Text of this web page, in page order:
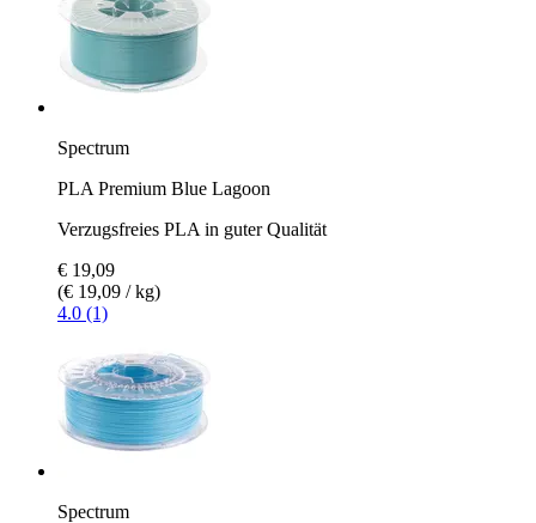
Spectrum
PLA Premium Blue Lagoon
Verzugsfreies PLA in guter Qualität
€ 19,09
(€ 19,09 / kg)
4.0 (1)
Spectrum